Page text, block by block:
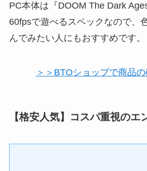
PC本体は『DOOM The Dark
60fpsで遊べるスペックなので、
んでみたい人にもおすすめです。
＞＞BTOショップで商品
【格安人気】コスパ重視のエ